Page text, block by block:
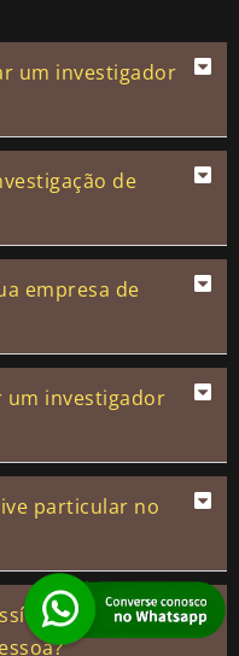
um investigador
de
empresa de
um investigador
particular no
interceptar